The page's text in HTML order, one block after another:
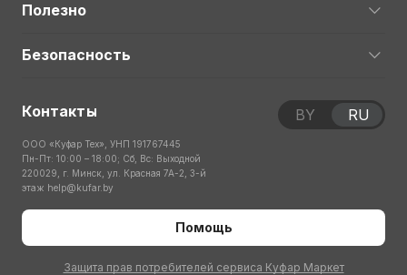
Полезно
Безопасность
Контакты
ООО «Куфар Тех», УНП 191767445
Пн-Пт: 10:00 – 18:00; Сб, Вс: Выходной
220029, г. Минск, ул. Красная 7А-2, 3-й
этаж help@kufar.by
Помощь
Защита прав потребителей сервиса Куфар Маркет
BY RU